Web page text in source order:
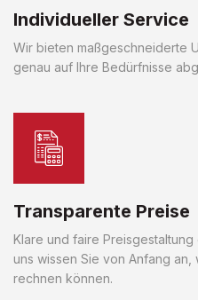
Individueller Service
Wir bieten maßgeschneiderte
genau auf Ihre Bedürfnisse
Transparente Preise
Klare und faire
uns wissen Sie von Anfang an,
rechnen können.